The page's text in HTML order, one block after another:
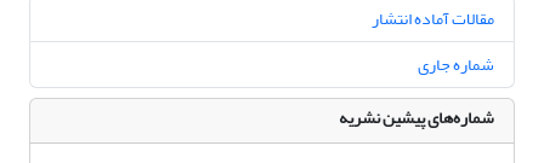
مقالات آماده انتشار
شماره جاری
شماره‌های پیشین نشریه